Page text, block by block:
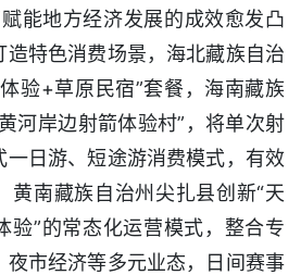
能地方经济发展的成效愈发凸
造特色消费场景，海北藏族自治
验+草原民宿”套餐，海南藏族
河岸边射箭体验村”，将单次射
一日游、短途游消费模式，有效
黄南藏族自治州尖扎县创新“天
验”的常态化运营模式，整合专
夜市经济等多元业态，日间赛事